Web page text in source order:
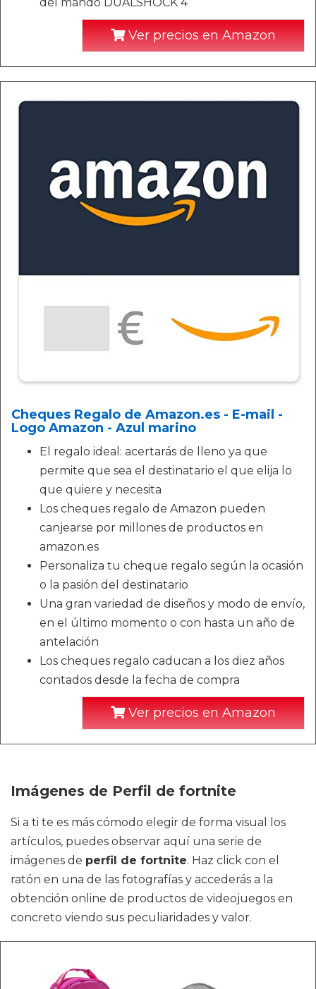
Ver precios en Amazon
Cheques Regalo de Amazon.es - E-mail -
Logo Amazon - Azul marino
El regalo ideal: acertarás de lleno ya que
permite que sea el destinatario el que elija lo
que quiere y necesita
Los cheques regalo de Amazon pueden
canjearse por millones de productos en
amazon.es
Personaliza tu cheque regalo según la ocasión
o la pasión del destinatario
Una gran variedad de diseños y modo de envío,
en el último momento o con hasta un año de
antelación
Los cheques regalo caducan a los diez años
contados desde la fecha de compra
Ver precios en Amazon
Imágenes de Perfil de fortnite
Si a ti te es más cómodo elegir de forma visual los
artículos, puedes observar aquí una serie de
imágenes de perfil de fortnite. Haz click con el
ratón en una de las fotografías y accederás a la
obtención online de productos de videojuegos en
concreto viendo sus peculiaridades y valor.